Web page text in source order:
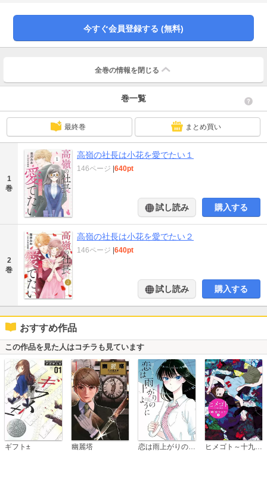
今すぐ会員登録する (無料)
全巻の情報を 閉じる
巻一覧
最終巻 まとめ買い
1
巻
高嶺の社長は小花を愛でたい１
146ページ |640pt
試し読み 購入する
2
巻
高嶺の社長は小花を愛でたい２
146ページ |640pt
試し読み 購入する
おすすめ作品
この作品を見た人はコチラも見ています
ギフト± 幽麗塔 ヒメゴト～十九歳の制服～